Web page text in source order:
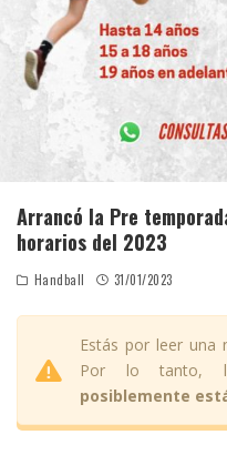
Arrancó la Pre
horarios del 2023
Handball 31/01/2023
Estás por leer una
Por lo tanto,
posiblemente